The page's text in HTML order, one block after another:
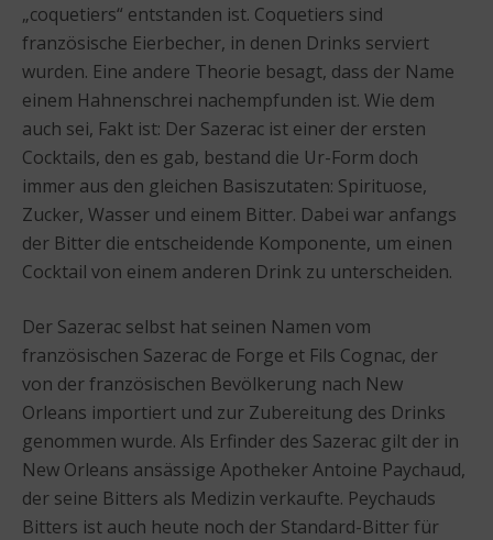
„coquetiers“ entstanden ist. Coquetiers sind
französische Eierbecher, in denen Drinks serviert
wurden. Eine andere Theorie besagt, dass der Name
einem Hahnenschrei nachempfunden ist. Wie dem
auch sei, Fakt ist: Der Sazerac ist einer der ersten
Cocktails, den es gab, bestand die Ur-Form doch
immer aus den gleichen Basiszutaten: Spirituose,
Zucker, Wasser und einem Bitter. Dabei war anfangs
der Bitter die entscheidende Komponente, um einen
Cocktail von einem anderen Drink zu unterscheiden.
Der Sazerac selbst hat seinen Namen vom
französischen Sazerac de Forge et Fils Cognac, der
von der französischen Bevölkerung nach New
Orleans importiert und zur Zubereitung des Drinks
genommen wurde. Als Erfinder des Sazerac gilt der in
New Orleans ansässige Apotheker Antoine Paychaud,
der seine Bitters als Medizin verkaufte. Peychauds
Bitters ist auch heute noch der Standard-Bitter für